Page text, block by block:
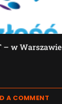
– w Warszawie
A COMMENT